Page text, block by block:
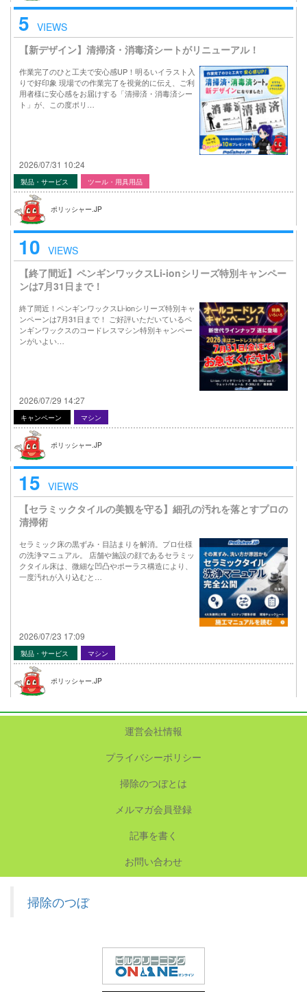
5 VIEWS
【新デザイン】清掃済・消毒済シートがリニューアル！
作業完了のひと工夫で安心感UP！明るいイラスト入
りで好印象 現場での作業完了を視覚的に伝え、ご利
用者様に安心感をお届けする「清掃済・消毒済シー
ト」が、この度ポリ…
2026/07/31 10:24
製品・サービス ツール・用具用品
ポリッシャー.JP
10 VIEWS
【終了間近】ペンギンワックスLi-ionシリーズ特別キャンペー
ンは7月31日まで！
終了間近！ペンギンワックスLi-ionシリーズ特別キャ
ンペーンは7月31日まで！ ご好評いただいているペ
ンギンワックスのコードレスマシン特別キャンペー
ンがいよい…
2026/07/29 14:27
キャンペーン マシン
ポリッシャー.JP
15 VIEWS
【セラミックタイルの美観を守る】細孔の汚れを落とすプロの
清掃術
セラミック床の黒ずみ・目詰まりを解消。プロ仕様
の洗浄マニュアル。 店舗や施設の顔であるセラミッ
クタイル床は、微細な凹凸やポーラス構造により、
一度汚れが入り込むと…
2026/07/23 17:09
製品・サービス マシン
ポリッシャー.JP
運営会社情報
プライバシーポリシー
掃除のつぼとは
メルマガ会員登録
記事を書く
お問い合わせ
掃除のつぼ